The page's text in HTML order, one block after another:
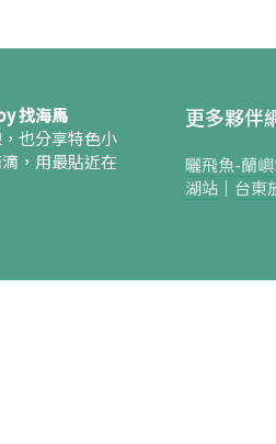
找海馬
也分享特色小
，用最貼近在
更多夥伴
曬飛魚-蘭嶼
湖站｜ 台東